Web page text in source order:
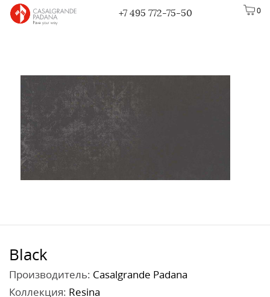
0
+7 495 772-75-50
Black
Производитель: Casalgrande Padana
Коллекция: Resina